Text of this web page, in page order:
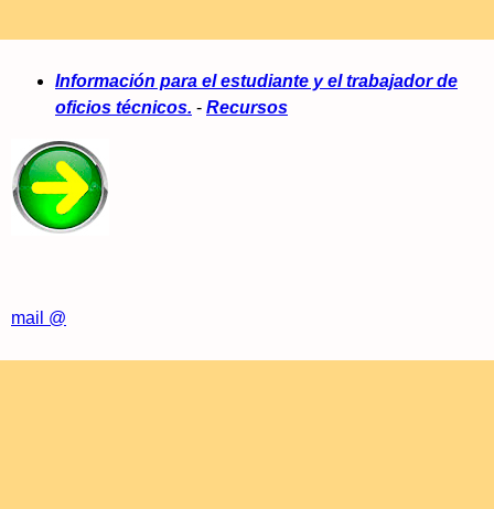
Información para el estudiante y el trabajador de
oficios técnicos. - Recursos
mail @